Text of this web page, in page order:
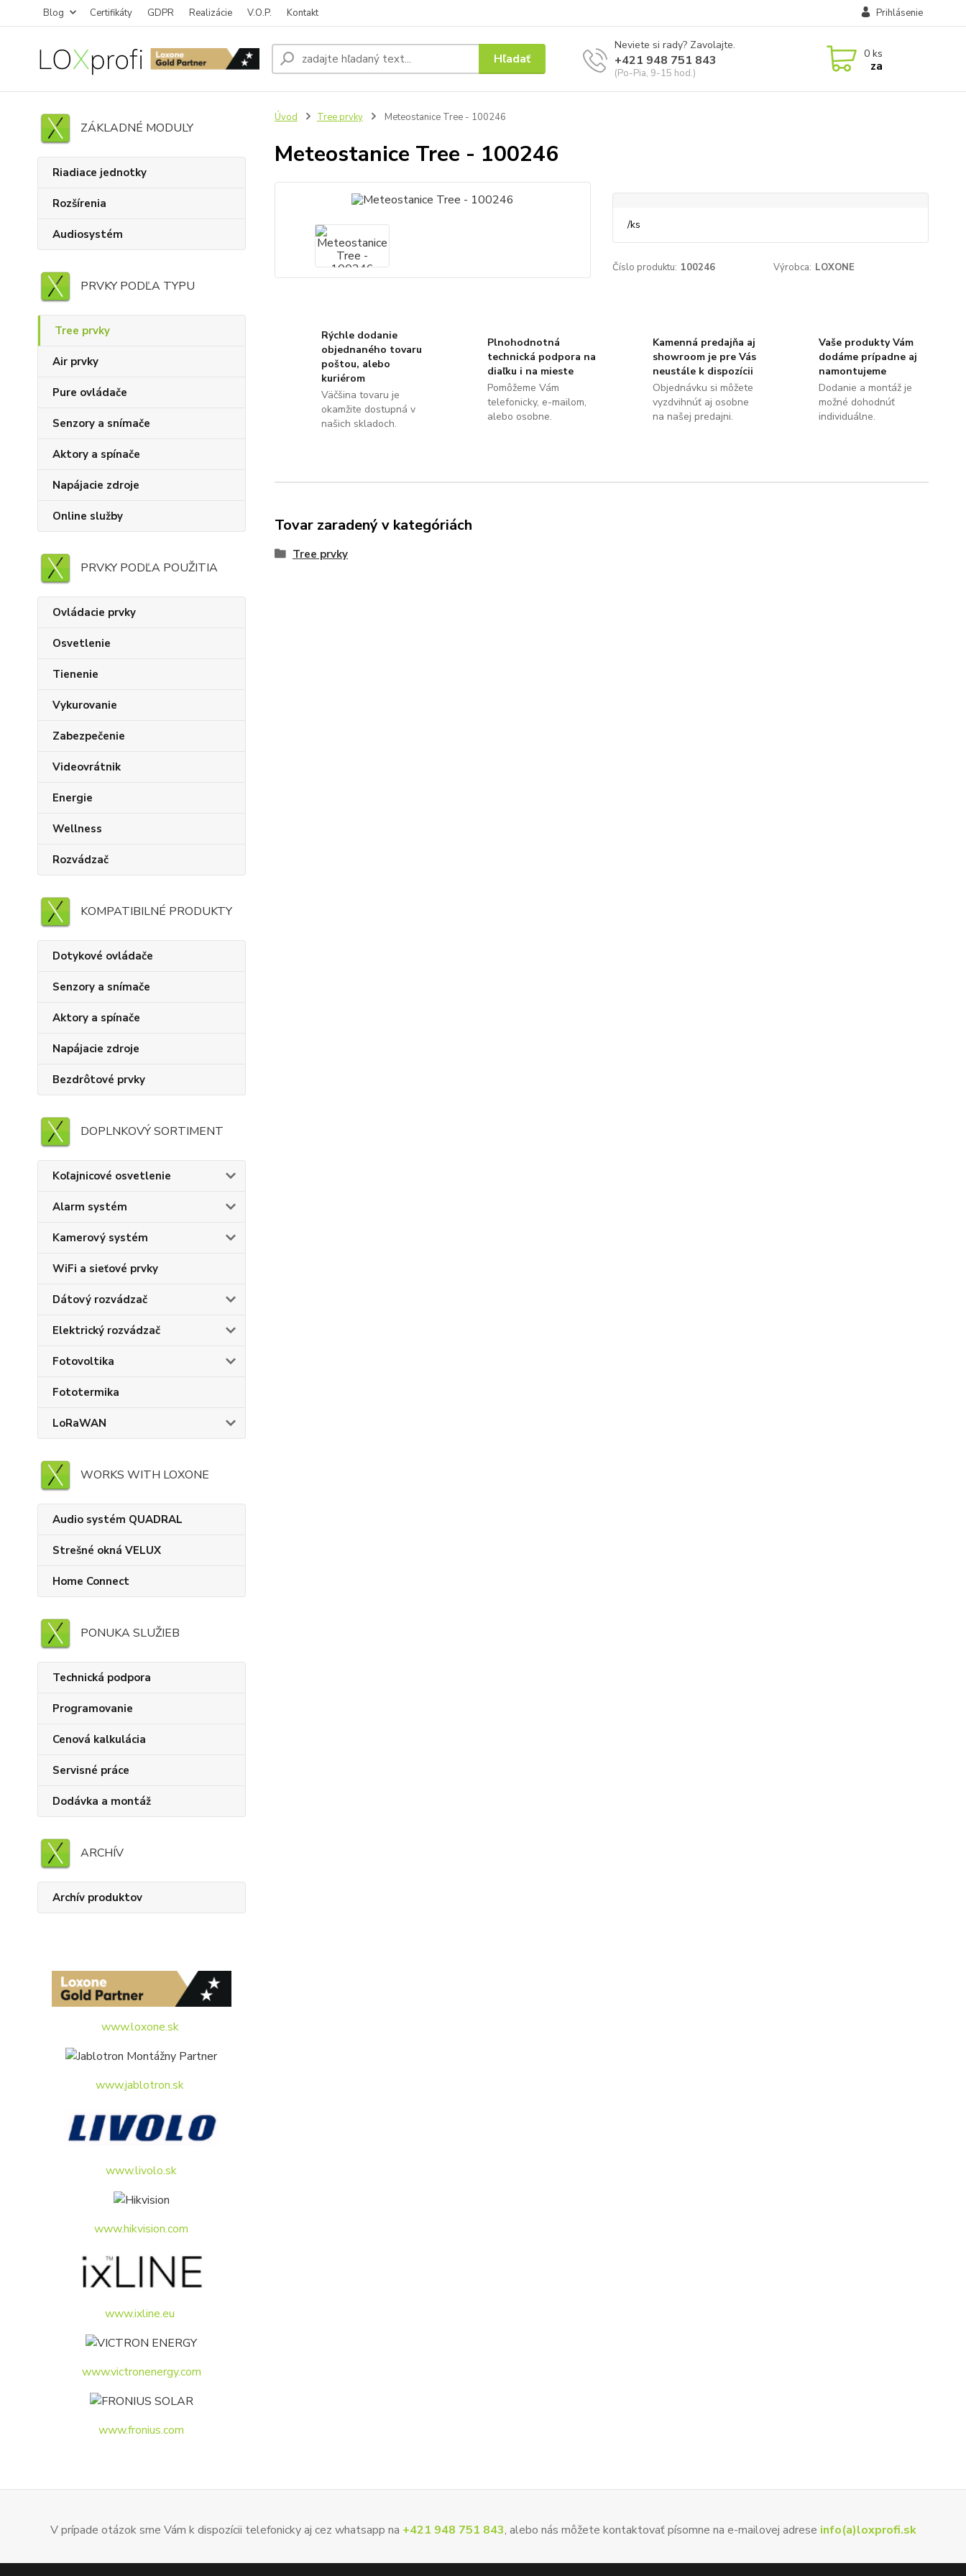
Blog Certifikáty GDPR Realizácie V.O.P. Kontakt Prihlásenie
Hľadať
Neviete si rady? Zavolajte.
+421 948 751 843
(Po-Pia, 9-15 hod.)
0 ks
za
ZÁKLADNÉ MODULY
Riadiace jednotky
Rozšírenia
Audiosystém
PRVKY PODĽA TYPU
Tree prvky
Air prvky
Pure ovládače
Senzory a snímače
Aktory a spínače
Napájacie zdroje
Online služby
PRVKY PODĽA POUŽITIA
Ovládacie prvky
Osvetlenie
Tienenie
Vykurovanie
Zabezpečenie
Videovrátnik
Energie
Wellness
Rozvádzač
KOMPATIBILNÉ PRODUKTY
Dotykové ovládače
Senzory a snímače
Aktory a spínače
Napájacie zdroje
Bezdrôtové prvky
DOPLNKOVÝ SORTIMENT
Koľajnicové osvetlenie
Alarm systém
Kamerový systém
WiFi a sieťové prvky
Dátový rozvádzač
Elektrický rozvádzač
Fotovoltika
Fototermika
LoRaWAN
WORKS WITH LOXONE
Audio systém QUADRAL
Strešné okná VELUX
Home Connect
PONUKA SLUŽIEB
Technická podpora
Programovanie
Cenová kalkulácia
Servisné práce
Dodávka a montáž
ARCHÍV
Archív produktov
www.loxone.sk
www.jablotron.sk
www.livolo.sk
www.hikvision.com
www.ixline.eu
www.victronenergy.com
www.fronius.com
Úvod Tree prvky Meteostanice Tree - 100246
Meteostanice Tree - 100246
/ks
Číslo produktu: 100246 Výrobca: LOXONE
Rýchle dodanie
objednaného tovaru
poštou, alebo
kuriérom
Väčšina tovaru je
okamžite dostupná v
našich skladoch.
Plnohodnotná
technická podpora na
diaľku i na mieste
Pomôžeme Vám
telefonicky, e-mailom,
alebo osobne.
Kamenná predajňa aj
showroom je pre Vás
neustále k dispozícii
Objednávku si môžete
vyzdvihnúť aj osobne
na našej predajni.
Vaše produkty Vám
dodáme prípadne aj
namontujeme
Dodanie a montáž je
možné dohodnúť
individuálne.
Tovar zaradený v kategóriách
Tree prvky
V prípade otázok sme Vám k dispozícii telefonicky aj cez whatsapp na +421 948 751 843, alebo nás môžete kontaktovať písomne na e-mailovej adrese info(a)loxprofi.sk